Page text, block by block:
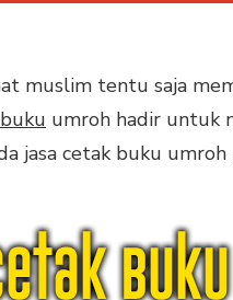
muslim tentu saja
umroh hadir untuk
jasa cetak buku